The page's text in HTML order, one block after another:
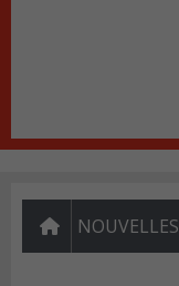
NOUVELLES